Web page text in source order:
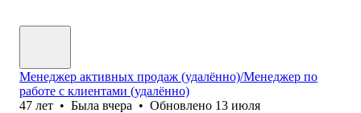
Менеджер активных продаж (удалённо)/Менеджер по
работе с клиентами (удалённо)
47 лет • Была вчера • Обновлено 13 июля